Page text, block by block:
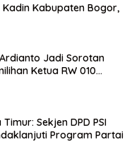
Kabupaten Bogor,
Jadi Sorotan
Ketua RW 010
Sekjen DPD PSI
Program Partai